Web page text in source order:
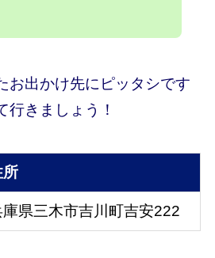
お出かけ先にピッタシです
行きましょう！
所
庫県三木市吉川町吉安222